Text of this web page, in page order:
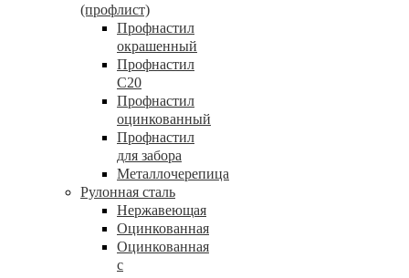
(профлист)
Профнастил
окрашенный
Профнастил
С20
Профнастил
оцинкованный
Профнастил
для забора
Металлочерепица
Рулонная сталь
Нержавеющая
Оцинкованная
Оцинкованная
с